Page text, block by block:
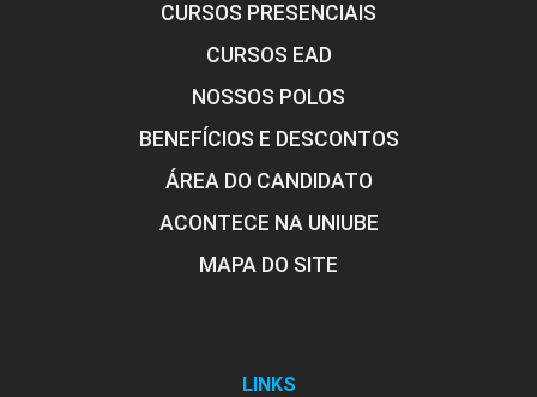
CURSOS PRESENCIAIS
CURSOS EAD
NOSSOS POLOS
BENEFÍCIOS E DESCONTOS
ÁREA DO CANDIDATO
ACONTECE NA UNIUBE
MAPA DO SITE
LINKS